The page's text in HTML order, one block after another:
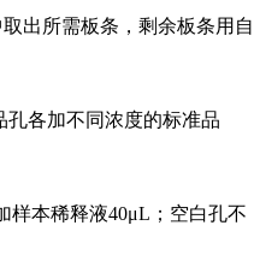
出所需板条，剩余板条用自
孔各加不同浓度的标准品
样本稀释液40μL； 空白孔不